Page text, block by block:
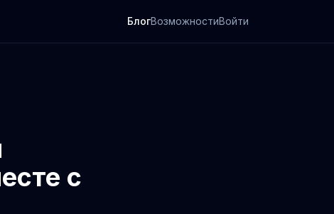
БлогВозможностиВойти
с